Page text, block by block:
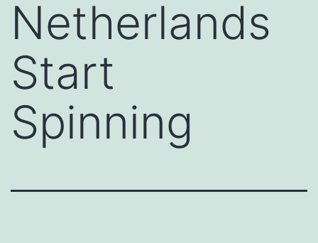
Netherlands
Start
Spinning